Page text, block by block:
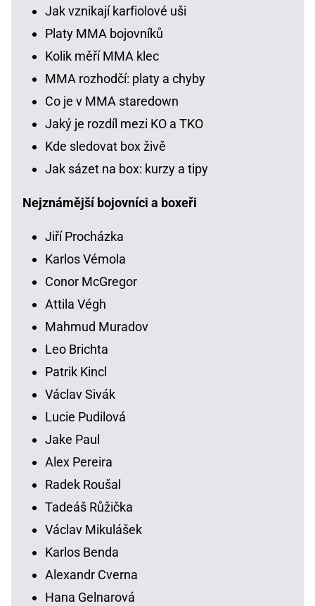
Jak vznikají karfiolové uši
Platy MMA bojovníků
Kolik měří MMA klec
MMA rozhodčí: platy a chyby
Co je v MMA staredown
Jaký je rozdíl mezi KO a TKO
Kde sledovat box živě
Jak sázet na box: kurzy a tipy
Nejznámější bojovníci a boxeři
Jiří Procházka
Karlos Vémola
Conor McGregor
Attila Végh
Mahmud Muradov
Leo Brichta
Patrik Kincl
Václav Sivák
Lucie Pudilová
Jake Paul
Alex Pereira
Radek Roušal
Tadeáš Růžička
Václav Mikulášek
Karlos Benda
Alexandr Cverna
Hana Gelnarová